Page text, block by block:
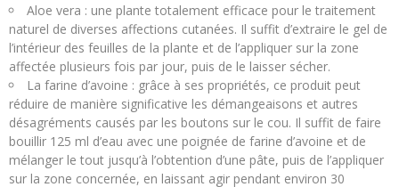
Aloe vera : une plante totalement efficace pour le traitement
naturel de diverses affections cutanées. Il suffit d’extraire le gel de
l’intérieur des feuilles de la plante et de l’appliquer sur la zone
affectée plusieurs fois par jour, puis de le laisser sécher.
La farine d’avoine : grâce à ses propriétés, ce produit peut
réduire de manière significative les démangeaisons et autres
désagréments causés par les boutons sur le cou. Il suffit de faire
bouillir 125 ml d’eau avec une poignée de farine d’avoine et de
mélanger le tout jusqu’à l’obtention d’une pâte, puis de l’appliquer
sur la zone concernée, en laissant agir pendant environ 30